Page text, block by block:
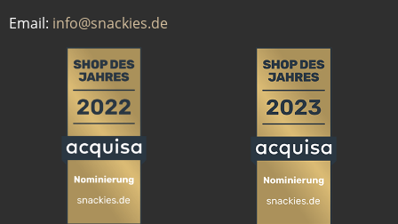
Email: info@snackies.de